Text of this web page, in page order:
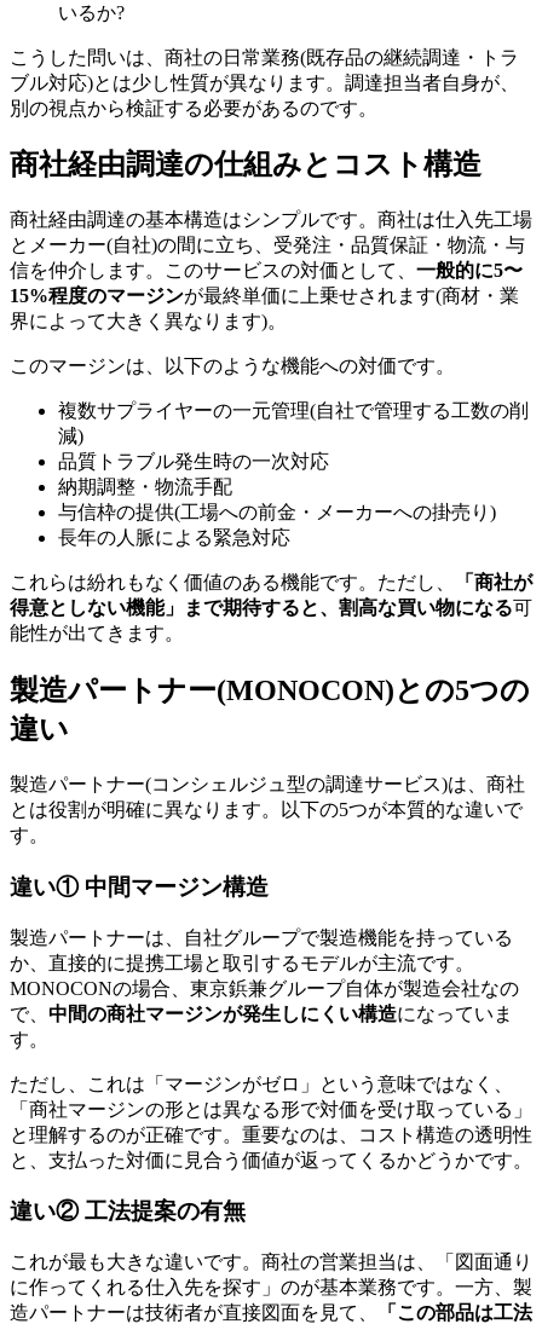
いるか?
こうした問いは、商社の日常業務(既存品の継続調達・トラ
ブル対応)とは少し性質が異なります。調達担当者自身が、
別の視点から検証する必要があるのです。
商社経由調達の仕組みとコスト構造
商社経由調達の基本構造はシンプルです。商社は仕入先工場
とメーカー(自社)の間に立ち、受発注・品質保証・物流・与
信を仲介します。このサービスの対価として、 一般的に5〜
15%程度のマージンが最終単価に上乗せされます(商材・業
界によって大きく異なります)。
このマージンは、以下のような機能への対価です。
複数サプライヤーの一元管理(自社で管理する工数の削
減)
品質トラブル発生時の一次対応
納期調整・物流手配
与信枠の提供(工場への前金・メーカーへの掛売り)
長年の人脈による緊急対応
これらは紛れもなく価値のある機能です。ただし、
「商社が
得意としない機能」まで期待すると、割高な買い物になる可
能性が出てきます。
製造パートナー(MONOCON)との5つの
違い
製造パートナー(コンシェルジュ型の調達サービス)は、商社
とは役割が明確に異なります。以下の5つが本質的な違いで
す。
違い① 中間マージン構造
製造パートナーは、自社グループで製造機能を持っている
か、直接的に提携工場と取引するモデルが主流です。
MONOCONの場合、東京鋲兼グループ自体が製造会社なの
で、 中間の商社マージンが発生しにくい構造になっていま
す。
ただし、これは「マージンがゼロ」という意味ではなく、
「商社マージンの形とは異なる形で対価を受け取っている」
と理解するのが正確です。重要なのは、コスト構造の透明性
と、支払った対価に見合う価値が返ってくるかどうかです。
違い② 工法提案の有無
これが最も大きな違いです。商社の営業担当は、「図面通り
に作ってくれる仕入先を探す」のが基本業務です。一方、製
造パートナーは技術者が直接図面を見て、
「この部品は工法